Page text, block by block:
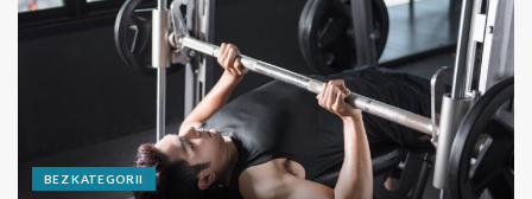
BEZ KATEGORII